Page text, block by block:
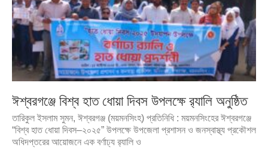
ঈশ্বরগঞ্জে বিশ্ব হাত ধোয়া দিবস উপলক্ষে র‍্যালি অনুষ্ঠিত
তারিকুল ইসলাম সুমন, ঈশ্বরগঞ্জ (ময়মনসিংহ) প্রতিনিধি : ময়মনসিংহের ঈশ্বরগঞ্জে
“বিশ্ব হাত ধোয়া দিবস–২০২৫” উপলক্ষে উপজেলা প্রশাসন ও জনস্বাস্থ্য প্রকৌশল
অধিদপ্তরের আয়োজনে এক বর্ণাঢ্য র‌্যালি ও